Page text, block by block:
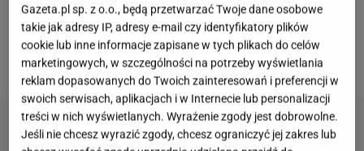
ponownie zyskuje zainteresowanie, ponieważ coraz
więcej osób wybiera produkty o prostym składzie i
opartym na naturalnej fermentacji.
Gazeta.pl sp. z o.o., będą przetwarzać Twoje dane osobowe
takie jak adresy IP, adresy e-mail czy identyfikatory plików
cookie lub inne informacje zapisane w tych plikach do celów
marketingowych, w szczególności na potrzeby wyświetlania
reklam dopasowanych do Twoich zainteresowań i preferencji w
swoich serwisach, aplikacjach i w Internecie lub personalizacji
treści w nich wyświetlanych. Wyrażenie zgody jest dobrowolne.
Jeśli nie chcesz wyrazić zgody, chcesz ograniczyć jej zakres lub